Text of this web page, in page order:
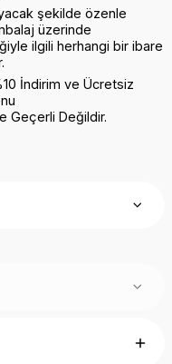
şekilde özenle
üzerinde
ilgili herhangi bir ibare
İndirim ve Ücretsiz
Geçerli Değildir.